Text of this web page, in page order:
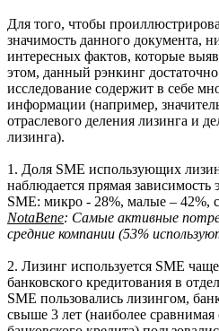
Для того, чтобы
значимость данного документа,
интересных фактов, которые
этом, данный рэнкинг
исследование содержит в себе
информации (например,
отраслевого деления лизинга и
лизинга).
1. Доля SME использующих
наблюдается прямая зависимость
SME: микро - 28%, малые – 42%,
NotaBene: Самые активные
средние компании (53%
2. Лизинг используется SME
банковского кредитования в
SME пользовались лизингом,
свыше 3 лет (наиболее